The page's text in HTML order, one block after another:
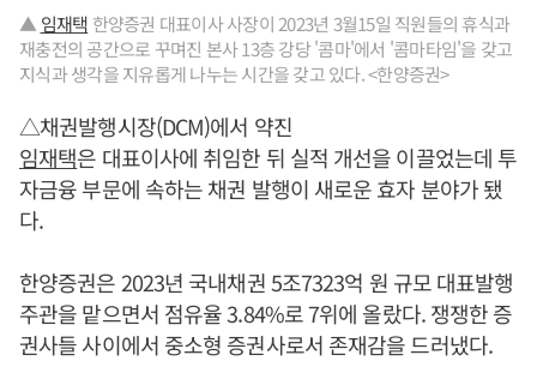
▲ 임재택 한양증권 대표이사 사장이 2023년 3월15일 직원들의 휴식과
재충전의 공간으로 꾸며진 본사 13층 강당 '콤마'에서 '콤마타임'을 갖고
지식과 생각을 지유롭게 나누는 시간을 갖고 있다. <한양증권>
△채권발행시장(DCM)에서 약진
임재택은 대표이사에 취임한 뒤 실적 개선을 이끌었는데 투
자금융 부문에 속하는 채권 발행이 새로운 효자 분야가 됐
다.
한양증권은 2023년 국내채권 5조7323억 원 규모 대표발행
주관을 맡으면서 점유율 3.84%로 7위에 올랐다. 쟁쟁한 증
권사들 사이에서 중소형 증권사로서 존재감을 드러냈다.